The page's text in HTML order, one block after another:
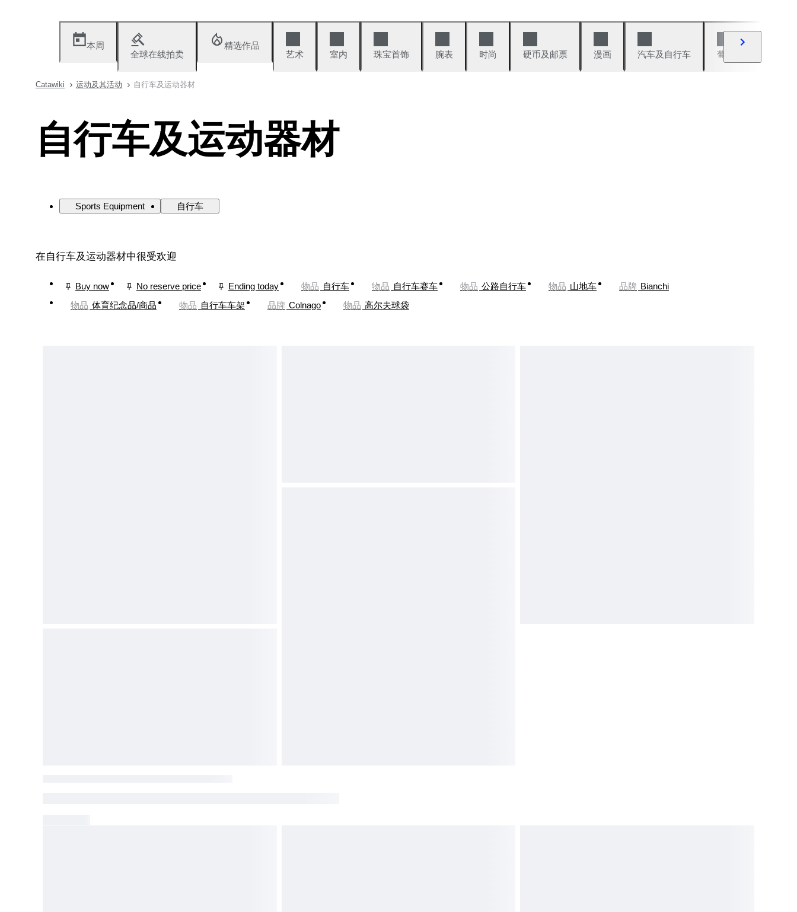
本周
全球在线拍卖
精选作品
艺术
室内 珠宝首饰 腕表 时尚 硬币及邮票 漫画 汽车及自行车 葡萄酒及烈性酒
Catawiki 运动及其活动 自行车及运动器材
自行车及运动器材
Sports Equipment 自行车
在自行车及运动器材中很受欢迎
Buy now No reserve price Ending today 物品 自行车 物品 自行车赛车 物品 公路自行车 物品 山地车 品牌 Bianchi
物品 体育纪念品/商品 物品 自行车车架 品牌 Colnago 物品 高尔夫球袋